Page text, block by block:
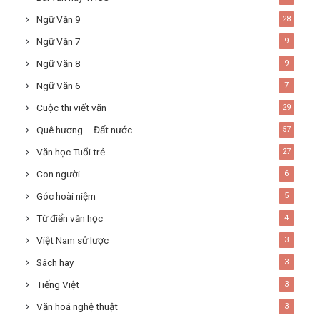
Ngữ Văn 9 28
Ngữ Văn 7 9
Ngữ Văn 8 9
Ngữ Văn 6 7
Cuộc thi viết văn 29
Quê hương – Đất nước 57
Văn học Tuổi trẻ 27
Con người 6
Góc hoài niệm 5
Từ điển văn học 4
Việt Nam sử lược 3
Sách hay 3
Tiếng Việt 3
Văn hoá nghệ thuật 3